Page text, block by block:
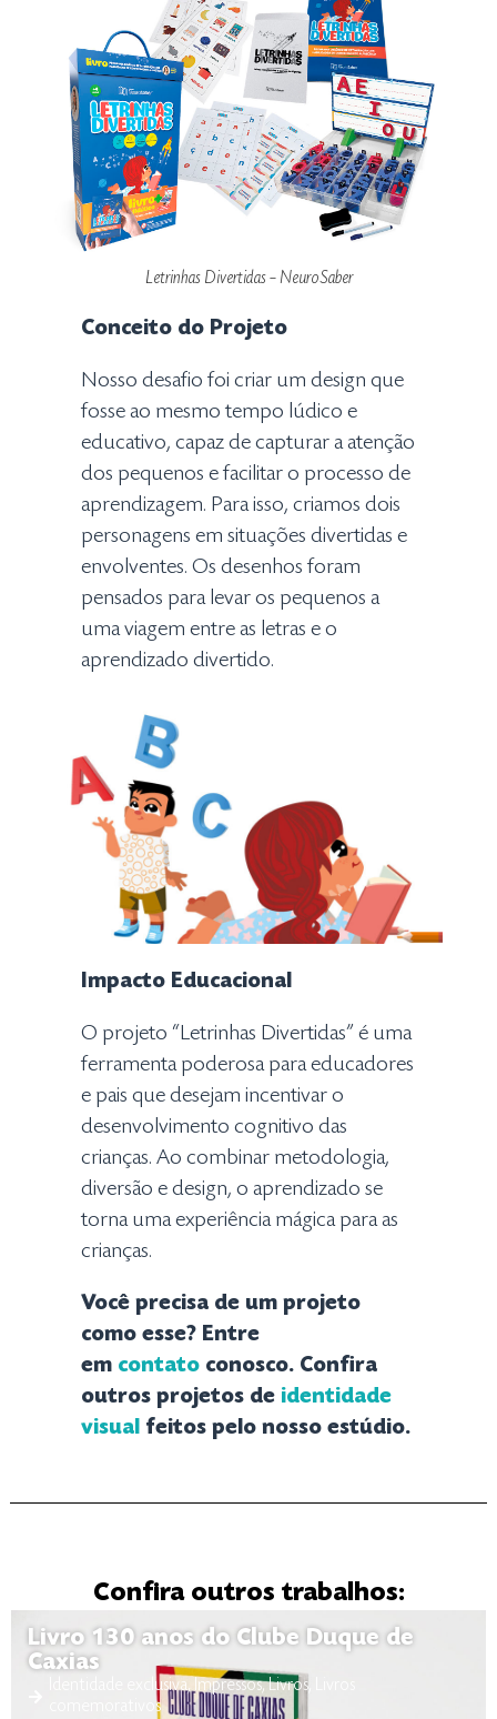
Letrinhas Divertidas – NeuroSaber
Conceito do Projeto
Nosso desafio foi criar um design que
fosse ao mesmo tempo lúdico e
educativo, capaz de capturar a atenção
dos pequenos e facilitar o processo de
aprendizagem. Para isso, criamos dois
personagens em situações divertidas e
envolventes. Os desenhos foram
pensados para levar os pequenos a
uma viagem entre as letras e o
aprendizado divertido.
Impacto Educacional
O projeto “Letrinhas Divertidas” é uma
ferramenta poderosa para educadores
e pais que desejam incentivar o
desenvolvimento cognitivo das
crianças. Ao combinar metodologia,
diversão e design, o aprendizado se
torna uma experiência mágica para as
crianças.
Você precisa de um projeto
como esse? Entre
em contato conosco. Confira
outros projetos de identidade
visual feitos pelo nosso estúdio.
Confira outros trabalhos:
Livro 130 anos do Clube Duque de
Caxias
Identidade exclusiva,Impressos,Livros
comemorativos